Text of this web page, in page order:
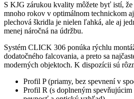
S KJG zárukou kvality môžete byť istí,
mnoho rokov v optimálnom technickom
plechová škridla je nielen ľahká, ale aj
menej náročná na údržbu.
Systém CLICK 306 ponúka rýchlu
dodatočného falcovania, a preto sa
moderných objektoch. K dispozícii sú
Profil P (priamy, bez spevnení v
Profil R (s doplneným spevňujúcim